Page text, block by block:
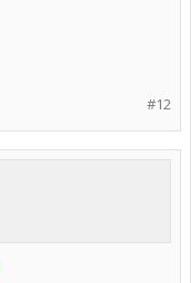
#12